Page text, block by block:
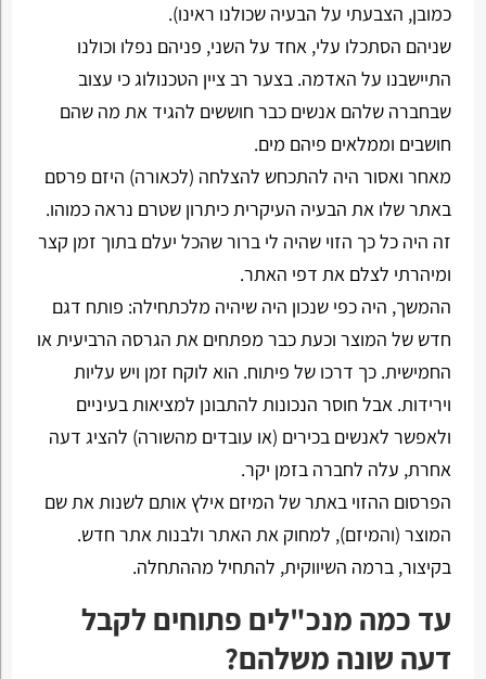
כמובן, הצבעתי על הבעיה שכולנו ראינו).
שניהם הסתכלו עלי, אחד על השני, פניהם נפלו וכולנו
התיישבנו על האדמה. בצער רב ציין הטכנולוג כי עצוב
שבחברה שלהם אנשים כבר חוששים להגיד את מה שהם
חושבים וממלאים פיהם מים.
מאחר ואסור היה להתכחש להצלחה (לכאורה) היזם פרסם
באתר שלו את הבעיה העיקרית כיתרון שטרם נראה כמוהו.
זה היה כל כך הזוי שהיה לי ברור שהכל יעלם בתוך זמן קצר
ומיהרתי לצלם את דפי האתר.
ההמשך, היה כפי שנכון היה שיהיה מלכתחילה: פותח דגם
חדש של המוצר וכעת כבר מפתחים את הגרסה הרביעית או
החמישית. כך דרכו של פיתוח. הוא לוקח זמן ויש עליות
וירידות. אבל חוסר הנכונות להתבונן למציאות בעיניים
ולאפשר לאנשים בכירים (או עובדים מהשורה) להציג דעה
אחרת, עלה לחברה בזמן יקר.
הפרסום ההזוי באתר של המיזם אילץ אותם לשנות את שם
המוצר (והמיזם), למחוק את האתר ולבנות אתר חדש.
בקיצור, ברמה השיווקית, להתחיל מההתחלה.
עד כמה מנכ"לים פתוחים לקבל
דעה שונה משלהם?